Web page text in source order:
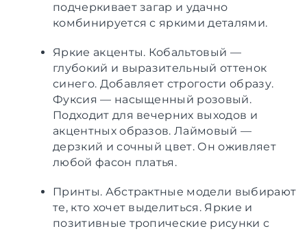
подчеркивает загар и удачно
комбинируется с яркими деталями.
Яркие акценты. Кобальтовый —
глубокий и выразительный оттенок
синего. Добавляет строгости образу.
Фуксия — насыщенный розовый.
Подходит для вечерних выходов и
акцентных образов. Лаймовый —
дерзкий и сочный цвет. Он оживляет
любой фасон платья.
Принты. Абстрактные модели выбирают
те, кто хочет выделиться. Яркие и
позитивные тропические рисунки с